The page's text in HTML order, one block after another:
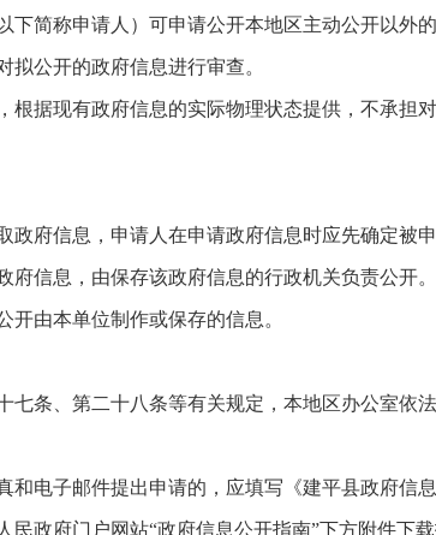
下简称申请人）可申请公开本地区主动公开以外
公开的政府信息进行审查。
根据现有政府信息的实际物理状态提供，不承
政府信息，申请人在申请政府信息时应先确定
府信息，由保存该政府信息的行政机关负责公开。
开由本单位制作或保存的信息。
七条、第二十八条等有关规定，本地区办公室依
和电子邮件提出申请的，应填写《建平县政府
政府门户网站“政府信息公开指南”下方附件下载